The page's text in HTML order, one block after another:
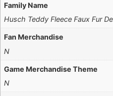
Family Name
Husch Teddy Fleece Faux Fur
Fan Merchandise
N
Game Merchandise Theme
N